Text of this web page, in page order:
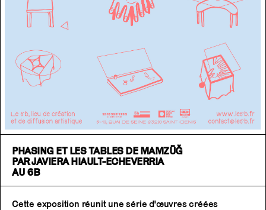
PHASING ET LES TABLES DE MAMZŪĞ
PAR JAVIERA HIAULT-ECHEVERRIA
AU 6B
Cette exposition réunit une série d'œuvres créées